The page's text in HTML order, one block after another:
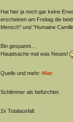
Hat hier ja noch gar keine
erscheinen am Freitag die
Mensch" und "Humaine
Bin gespannt…
Hauptsache mal was Neues!
Quelle und mehr: Hier
Schlimmer als befürchtet.
2x Totalausfall.